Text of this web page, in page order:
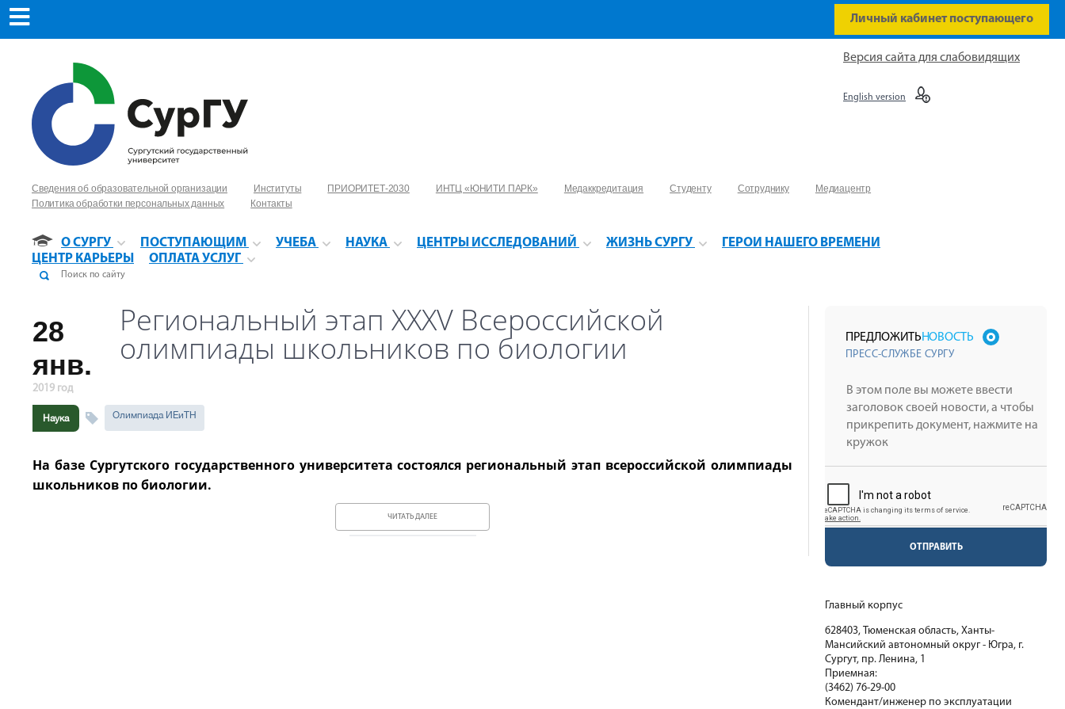
Личный кабинет поступающего
Сведения об образовательной организации Институты ПРИОРИТЕТ-2030 ИНТЦ «ЮНИТИ ПАРК» Медаккредитация Студенту Сотруднику
Медиацентр
Политика обработки персональных данных
Контакты
О СУРГУ ПОСТУПАЮЩИМ УЧЕБА НАУКА ЦЕНТРЫ ИССЛЕДОВАНИЙ ЖИЗНЬ СУРГУ
ГЕРОИ НАШЕГО ВРЕМЕНИ
ЦЕНТР КАРЬЕРЫ
ОПЛАТА УСЛУГ
Версия сайта для слабовидящих
English version
28
янв.
2019 год
Региональный этап XXXV Всероссийской
олимпиады школьников по биологии
Наука Олимпиада ИЕиТН
На базе Сургутского государственного университета состоялся региональный этап всероссийской олимпиады
школьников по биологии.
ЧИТАТЬ ДАЛЕЕ
ПРЕДЛОЖИТЬНОВОСТЬ
ПРЕСС-СЛУЖБЕ СУРГУ
ОТПРАВИТЬ
Главный корпус
628403, Тюменская область, Ханты-
Мансийский автономный округ - Югра, г.
Сургут, пр. Ленина, 1
Приемная:
(3462) 76-29-00
Комендант/инженер по эксплуатации